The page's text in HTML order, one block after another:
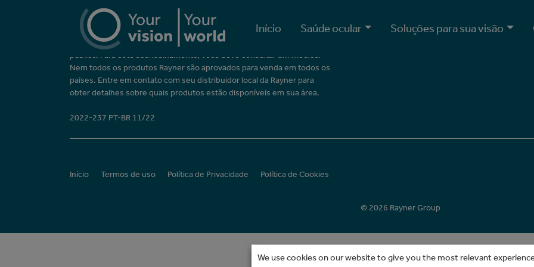
Início Saúde ocular Soluções para sua visão
Aviso importante
A Rayner não pode oferecer aconselhamento médico aos membros do
público. Para este aconselhamento, você deve consultar um médico.
Nem todos os produtos Rayner são aprovados para venda em todos os
países. Entre em contato com seu distribuidor local da Rayner para
obter detalhes sobre quais produtos estão disponíveis em sua área.
2022-237 PT-BR 11/22
Início Termos de uso Política de Privacidade Política de Cookies
© 2026 Rayner Group
We use cookies on our website to give you the most relevant